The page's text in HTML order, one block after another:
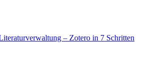
– Zotero in 7 Schritten